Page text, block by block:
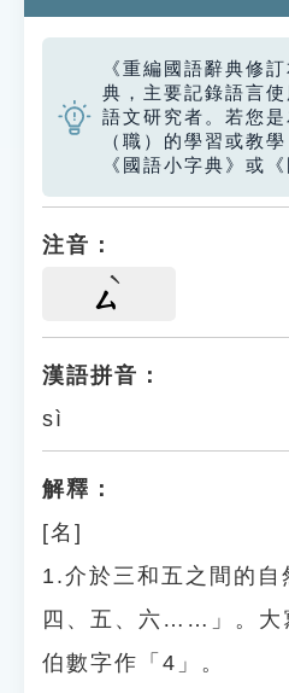
《重編國語辭典修
典，主要記錄語言
語文研究者。若您
（職）的學習或教
《國語小字典》或
注音：
ㄙ
漢語拼音：
sì
解釋：
[名]
1.介於三和五之間的自
四、五、六……」。大
伯數字作「4」。